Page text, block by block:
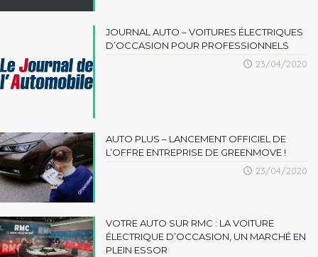
JOURNAL AUTO – VOITURES ÉLECTRIQUES
D’OCCASION POUR PROFESSIONNELS
23/04/2020
AUTO PLUS – LANCEMENT OFFICIEL DE
L’OFFRE ENTREPRISE DE GREENMOVE !
23/04/2020
VOTRE AUTO SUR RMC : LA VOITURE
ÉLECTRIQUE D’OCCASION, UN MARCHÉ EN
PLEIN ESSOR